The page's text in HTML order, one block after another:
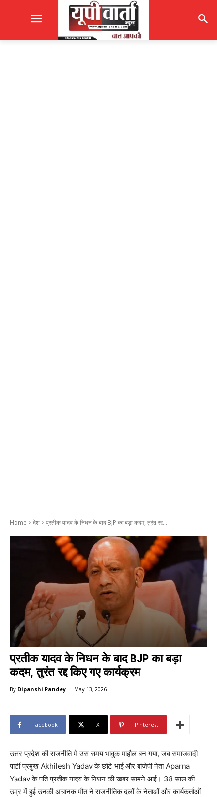
Home देश प्रतीक यादव के निधन के बाद BJP का बड़ा कदम, तुरंत रद्द...
प्रतीक यादव के निधन के बाद BJP का बड़ा
कदम, तुरंत रद्द किए गए कार्यक्रम
By Dipanshi Pandey - May 13, 2026
Facebook X Pinterest
उत्तर प्रदेश की राजनीति में उस समय भावुक माहौल बन गया, जब समाजवादी
पार्टी प्रमुख Akhilesh Yadav के छोटे भाई और बीजेपी नेता Aparna
Yadav के पति प्रतीक यादव के निधन की खबर सामने आई। 38 साल की
उम्र में हुई उनकी अचानक मौत ने राजनीतिक दलों के नेताओं और कार्यकर्ताओं